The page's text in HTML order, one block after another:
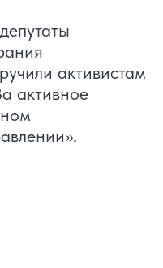
активистам
активное